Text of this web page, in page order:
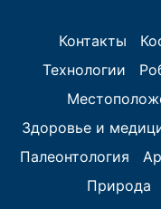
Контакты
Технологии
Здоровье и
Палеонтология
Природа